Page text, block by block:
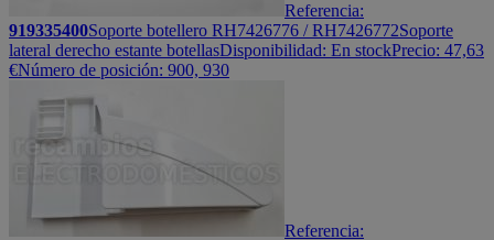
Referencia:
919335400Soporte botellero RH7426776 / RH7426772Soporte
lateral derecho estante botellasDisponibilidad: En stockPrecio: 47,63
€Número de posición: 900, 930
Referencia: